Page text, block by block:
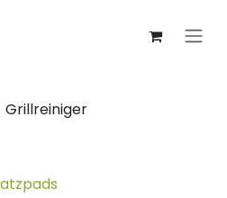
Grillreiniger